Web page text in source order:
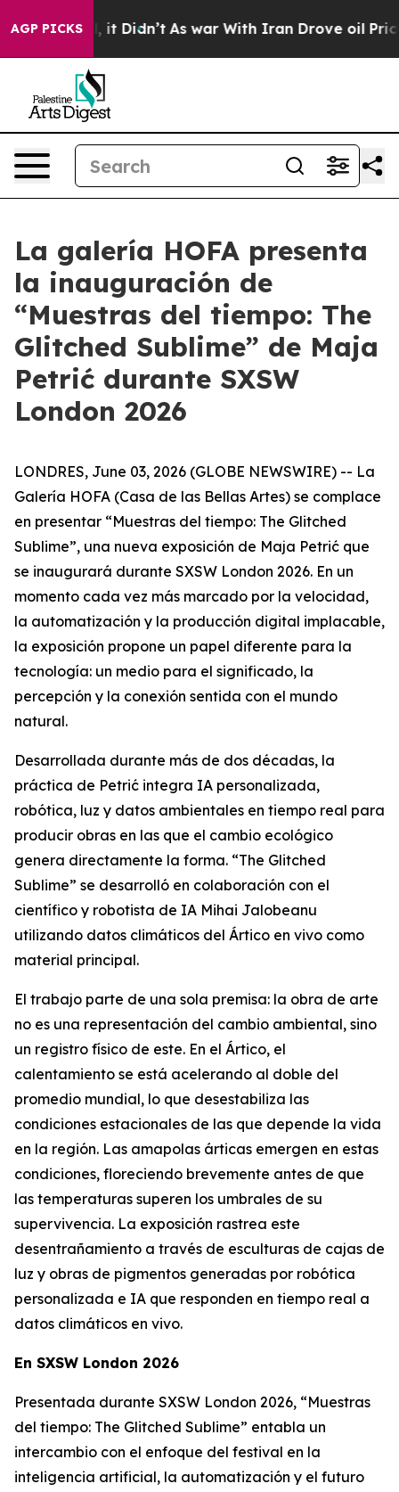
AGP PICKS
Well, it Didn’t As war With Iran Drove oil Prices
La galería HOFA presenta
la inauguración de
“Muestras del tiempo: The
Glitched Sublime” de Maja
Petrić durante SXSW
London 2026
LONDRES, June 03, 2026 (GLOBE NEWSWIRE) -- La
Galería HOFA (Casa de las Bellas Artes) se complace
en presentar “Muestras del tiempo: The Glitched
Sublime”, una nueva exposición de Maja Petrić que
se inaugurará durante SXSW London 2026. En un
momento cada vez más marcado por la velocidad,
la automatización y la producción digital implacable,
la exposición propone un papel diferente para la
tecnología: un medio para el significado, la
percepción y la conexión sentida con el mundo
natural.
Desarrollada durante más de dos décadas, la
práctica de Petrić integra IA personalizada,
robótica, luz y datos ambientales en tiempo real para
producir obras en las que el cambio ecológico
genera directamente la forma. “The Glitched
Sublime” se desarrolló en colaboración con el
científico y robotista de IA Mihai Jalobeanu
utilizando datos climáticos del Ártico en vivo como
material principal.
El trabajo parte de una sola premisa: la obra de arte
no es una representación del cambio ambiental, sino
un registro físico de este. En el Ártico, el
calentamiento se está acelerando al doble del
promedio mundial, lo que desestabiliza las
condiciones estacionales de las que depende la vida
en la región. Las amapolas árticas emergen en estas
condiciones, floreciendo brevemente antes de que
las temperaturas superen los umbrales de su
supervivencia. La exposición rastrea este
desentrañamiento a través de esculturas de cajas de
luz y obras de pigmentos generadas por robótica
personalizada e IA que responden en tiempo real a
datos climáticos en vivo.
En SXSW London 2026
Presentada durante SXSW London 2026, “Muestras
del tiempo: The Glitched Sublime” entabla un
intercambio con el enfoque del festival en la
inteligencia artificial, la automatización y el futuro